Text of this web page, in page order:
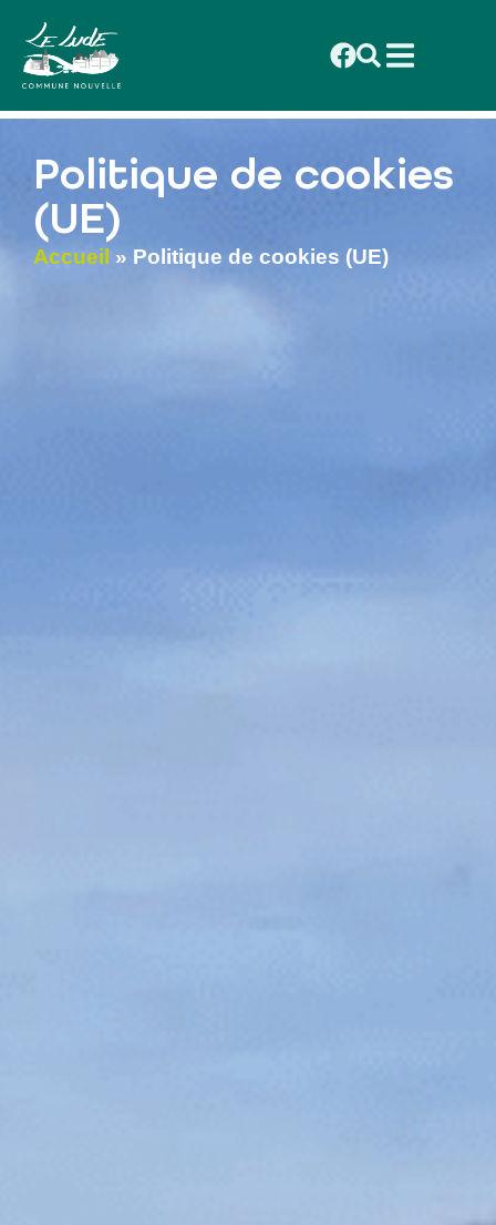
principal
Politique de cookies
(UE)
Accueil » Politique de cookies (UE)